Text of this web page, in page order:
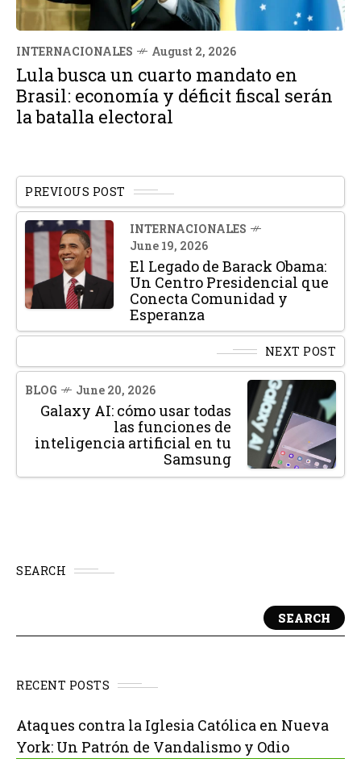
INTERNACIONALES August 2, 2026
Lula busca un cuarto mandato en
Brasil: economía y déficit fiscal serán
la batalla electoral
PREVIOUS POST
INTERNACIONALES
June 19, 2026
El Legado de Barack Obama:
Un Centro Presidencial que
Conecta Comunidad y
Esperanza
NEXT POST
BLOG June 20, 2026
Galaxy AI: cómo usar todas
las funciones de
inteligencia artificial en tu
Samsung
SEARCH
SEARCH
RECENT POSTS
Ataques contra la Iglesia Católica en Nueva
York: Un Patrón de Vandalismo y Odio